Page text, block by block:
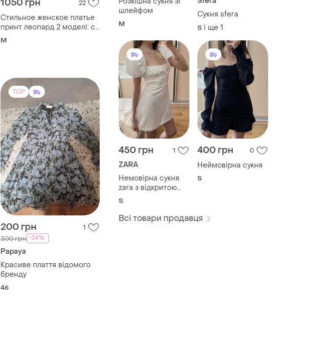
шлейфом
M
Сукня sfera
S і ще 1
450 грн 1
ZARA
Немовірна сукня
zara з відкритою
спинкою
S
400 грн 0
Неймовірна сукня
S
Всі товари продавця
1050 грн 22
Стильное женское платье
принт леопард 2 моделі: с
резинкой на талии и
M
TOP
200 грн 1
300 грн -34%
Papaya
Красиве плаття відомого
бренду
46